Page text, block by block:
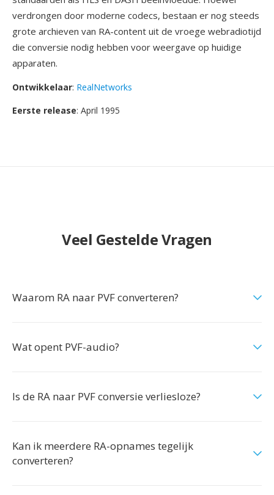
verdrongen door moderne codecs, bestaan er nog steeds
grote archieven van RA-content uit de vroege webradiotijd
die conversie nodig hebben voor weergave op huidige
apparaten.
Ontwikkelaar: RealNetworks
Eerste release: April 1995
Veel Gestelde Vragen
Waarom RA naar PVF converteren?
Wat opent PVF-audio?
Is de RA naar PVF conversie verliesloze?
Kan ik meerdere RA-opnames tegelijk
converteren?